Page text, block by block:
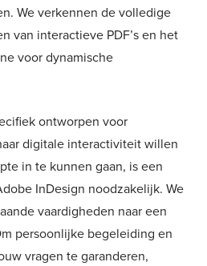
We verkennen de volledige
van interactieve PDF’s en het
voor dynamische
ontworpen voor
digitale interactiviteit willen
in te kunnen gaan, is een
InDesign noodzakelijk. We
vaardigheden naar een
persoonlijke begeleiding en
vragen te garanderen,